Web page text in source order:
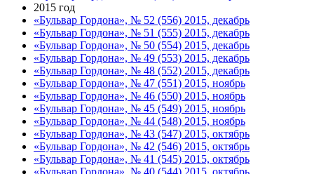
2015 год
«Бульвар Гордона», № 52 (556) 2015, декабрь
«Бульвар Гордона», № 51 (555) 2015, декабрь
«Бульвар Гордона», № 50 (554) 2015, декабрь
«Бульвар Гордона», № 49 (553) 2015, декабрь
«Бульвар Гордона», № 48 (552) 2015, декабрь
«Бульвар Гордона», № 47 (551) 2015, ноябрь
«Бульвар Гордона», № 46 (550) 2015, ноябрь
«Бульвар Гордона», № 45 (549) 2015, ноябрь
«Бульвар Гордона», № 44 (548) 2015, ноябрь
«Бульвар Гордона», № 43 (547) 2015, октябрь
«Бульвар Гордона», № 42 (546) 2015, октябрь
«Бульвар Гордона», № 41 (545) 2015, октябрь
«Бульвар Гордона», № 40 (544) 2015, октябрь